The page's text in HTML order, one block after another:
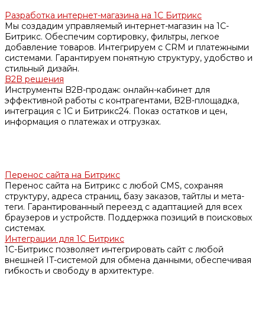
Разработка интернет-магазина на 1С Битрикс
Мы создадим управляемый интернет-магазин на 1С-
Битрикс. Обеспечим сортировку, фильтры, легкое
добавление товаров. Интегрируем с CRM и платежными
системами. Гарантируем понятную структуру, удобство и
стильный дизайн.
B2B решения
Инструменты B2B-продаж: онлайн-кабинет для
эффективной работы с контрагентами, B2B-площадка,
интеграция с 1С и Битрикс24. Показ остатков и цен,
информация о платежах и отгрузках.
Перенос сайта на Битрикс
Перенос сайта на Битрикс с любой CMS, сохраняя
структуру, адреса страниц, базу заказов, тайтлы и мета-
теги. Гарантированный переезд с адаптацией для всех
браузеров и устройств. Поддержка позиций в поисковых
системах.
Интеграции для 1С Битрикс
1С-Битрикс позволяет интегрировать сайт с любой
внешней IT-системой для обмена данными, обеспечивая
гибкость и свободу в архитектуре.